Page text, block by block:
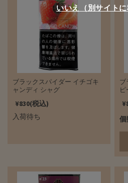
ブラックスパイダー イチゴキ
ャンディ シャグ
¥830(税込)
入荷待ち
ブ
いいえ（別サイト